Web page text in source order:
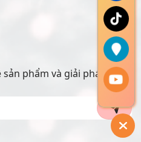
phẩm và giải pháp mới